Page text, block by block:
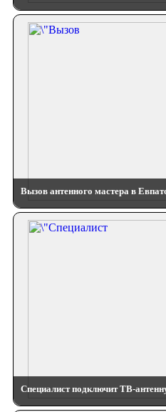
Вызов антенного мастера в
Специалист подключит ТВ-